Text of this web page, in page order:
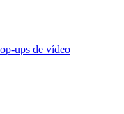
ups de vídeo